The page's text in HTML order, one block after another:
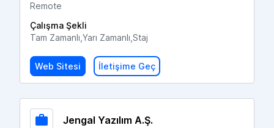
Remote
Çalışma Şekli
Tam Zamanlı,Yarı Zamanlı,Staj
Web Sitesi İletişime Geç
Jengal Yazılım A.Ş.